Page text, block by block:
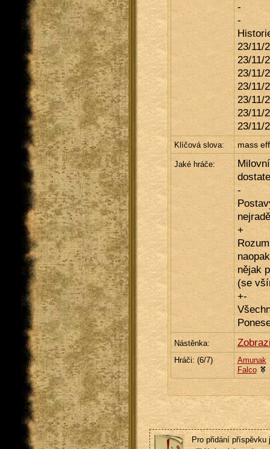
-
-
23/11/
23/11/
23/11/
23/11/
23/11/
23/11/
23/11/
Klíčová slova: mass
Jaké hráče:
-
+
nějak
(se
+-
Nástěnka:
Hráči: (6/7)
Amunak
Falco
Pro přidání příspěvku